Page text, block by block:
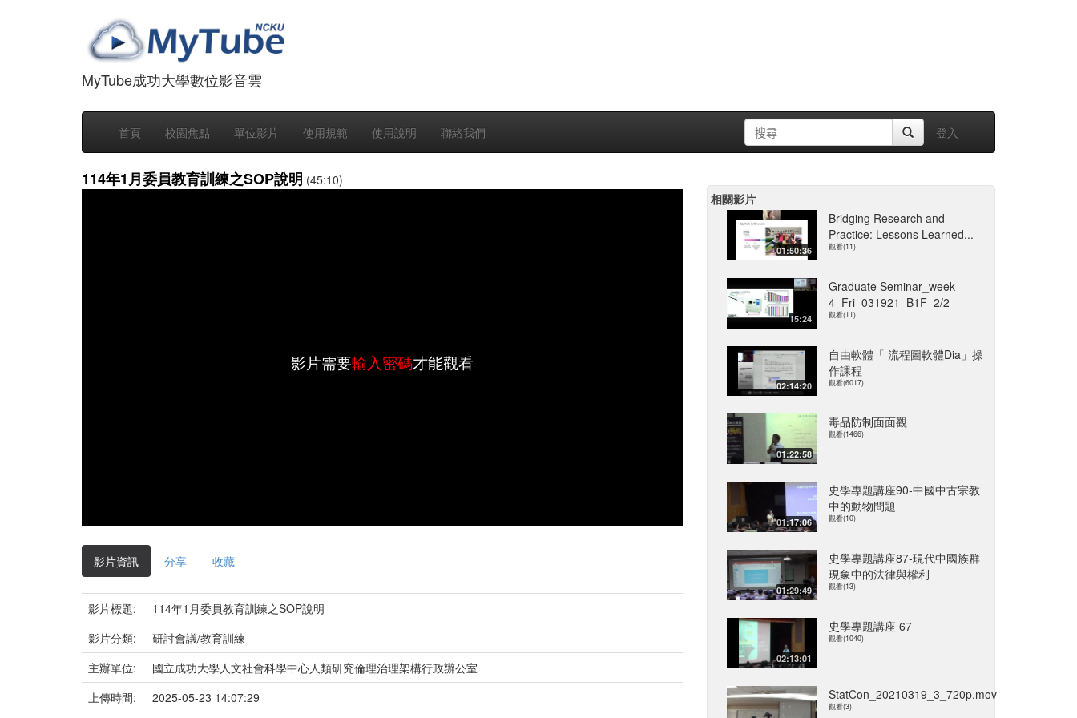
MyTube成功大學數位影音雲
首頁 校園焦點 單位影片 使用規範 使用說明 聯絡我們 登入
114年1月委員教育訓練之SOP說明 (45:10)
影片需要輸入密碼才能觀看
影片資訊 分享 收藏
影片標題:
114年1月委員教育訓練之SOP說明
影片分類:
研討會議/教育訓練
主辦單位:
國立成功大學人文社會科學中心人類研究倫理治理架構行政辦公室
上傳時間:
2025-05-23 14:07:29
相關影片
01:50:36
Bridging Research and
Practice: Lessons Learned...
觀看(11)
15:24
Graduate Seminar_week
4_Fri_031921_B1F_2/2
觀看(11)
02:14:20
自由軟體「 流程圖軟體Dia」操
作課程
觀看(6017)
01:22:58
毒品防制面面觀
觀看(1466)
01:17:06
史學專題講座90-中國中古宗教
中的動物問題
觀看(10)
01:29:49
史學專題講座87-現代中國族群
現象中的法律與權利
觀看(13)
02:13:01
史學專題講座 67
觀看(1040)
StatCon_20210319_3_720p.mov
觀看(3)